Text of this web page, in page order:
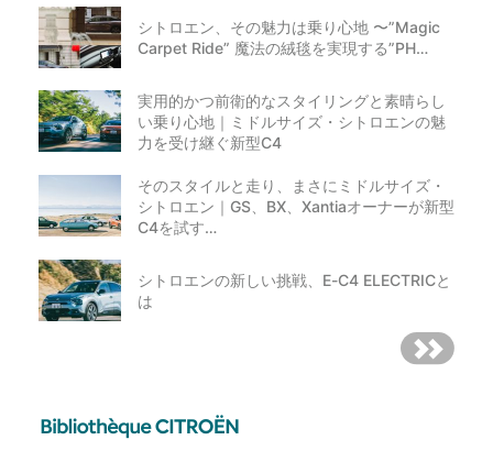
シトロエン、その魅力は乗り心地 〜”Magic
Carpet Ride” 魔法の絨毯を実現する”PH…
実用的かつ前衛的なスタイリングと素晴らし
い乗り心地｜ミドルサイズ・シトロエンの魅
力を受け継ぐ新型C4
そのスタイルと走り、まさにミドルサイズ・
シトロエン｜GS、BX、Xantiaオーナーが新型
C4を試す…
シトロエンの新しい挑戦、E-C4 ELECTRICと
は